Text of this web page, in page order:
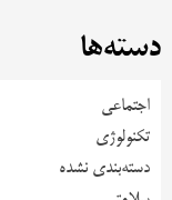
دسته‌ها
اجتماعی
تکنولوژی
دسته‌بندی نشده